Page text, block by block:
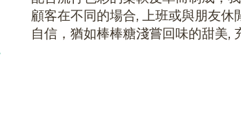
顧客在不同的場合, 上班或與朋友
自信，猶如棒棒糖淺嘗回味的甜美,